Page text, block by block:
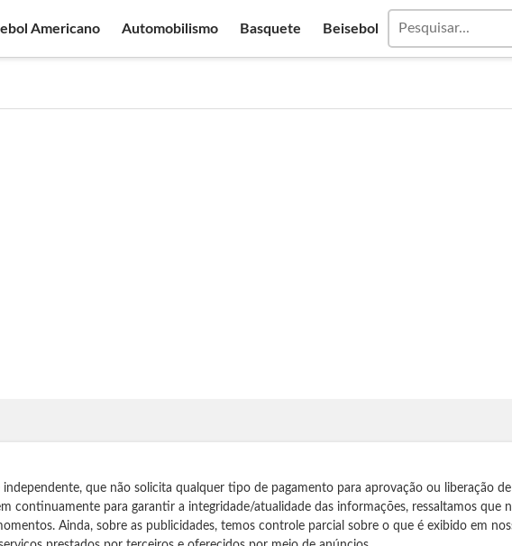
Americano Automobilismo Basquete Beisebol
que não solicita qualquer tipo de pagamento para aprovação ou liberação de
continuamente para garantir a integridade/atualidade das informações, ressaltamos que
Ainda, sobre as publicidades, temos controle parcial sobre o que é exibido em